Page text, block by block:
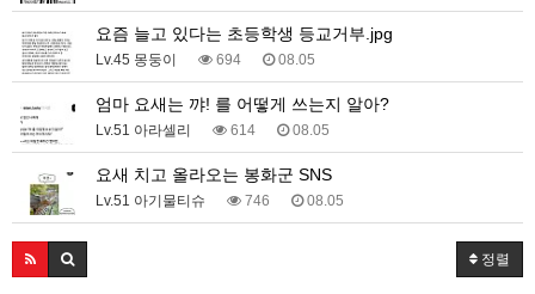
요즘 늘고 있다는 초등학생 등교거부.jpg
Lv.45 몽둥이 694 08.05
엄마 요새는 꺄! 를 어떻게 쓰는지 알아?
Lv.51 아라셀리 614 08.05
요새 치고 올라오는 봉화군 SNS
Lv.51 아기물티슈 746 08.05
정렬